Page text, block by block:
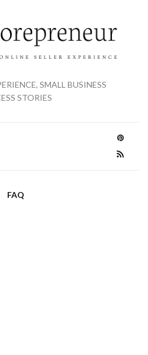
SMALL BUSINESS
STORIES
FAQ